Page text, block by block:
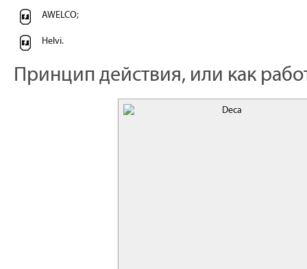
AWELCO;
Helvi.
Принцип действия, или как